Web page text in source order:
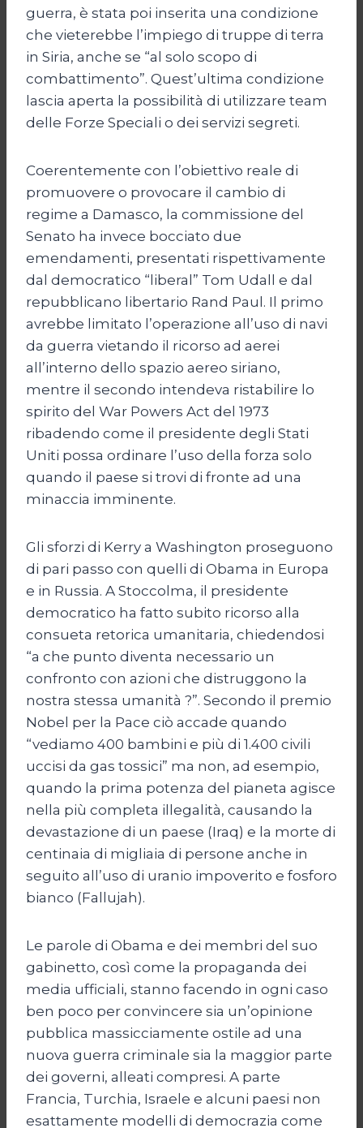
guerra, è stata poi inserita una condizione
che vieterebbe l’impiego di truppe di terra
in Siria, anche se “al solo scopo di
combattimento”. Quest’ultima condizione
lascia aperta la possibilità di utilizzare team
delle Forze Speciali o dei servizi segreti.
Coerentemente con l’obiettivo reale di
promuovere o provocare il cambio di
regime a Damasco, la commissione del
Senato ha invece bocciato due
emendamenti, presentati rispettivamente
dal democratico “liberal” Tom Udall e dal
repubblicano libertario Rand Paul. Il primo
avrebbe limitato l’operazione all’uso di navi
da guerra vietando il ricorso ad aerei
all’interno dello spazio aereo siriano,
mentre il secondo intendeva ristabilire lo
spirito del War Powers Act del 1973
ribadendo come il presidente degli Stati
Uniti possa ordinare l’uso della forza solo
quando il paese si trovi di fronte ad una
minaccia imminente.
Gli sforzi di Kerry a Washington proseguono
di pari passo con quelli di Obama in Europa
e in Russia. A Stoccolma, il presidente
democratico ha fatto subito ricorso alla
consueta retorica umanitaria, chiedendosi
“a che punto diventa necessario un
confronto con azioni che distruggono la
nostra stessa umanità ?”. Secondo il premio
Nobel per la Pace ciò accade quando
“vediamo 400 bambini e più di 1.400 civili
uccisi da gas tossici” ma non, ad esempio,
quando la prima potenza del pianeta agisce
nella più completa illegalità, causando la
devastazione di un paese (Iraq) e la morte di
centinaia di migliaia di persone anche in
seguito all’uso di uranio impoverito e fosforo
bianco (Fallujah).
Le parole di Obama e dei membri del suo
gabinetto, così come la propaganda dei
media ufficiali, stanno facendo in ogni caso
ben poco per convincere sia un’opinione
pubblica massicciamente ostile ad una
nuova guerra criminale sia la maggior parte
dei governi, alleati compresi. A parte
Francia, Turchia, Israele e alcuni paesi non
esattamente modelli di democrazia come